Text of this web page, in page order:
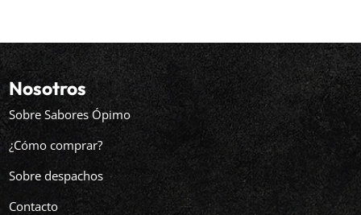
Nosotros
Sobre Sabores Ópimo
¿Cómo comprar?
Sobre despachos
Contacto